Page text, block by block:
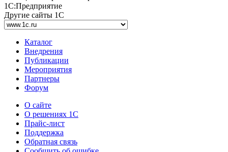
1С:Предприятие
Другие сайты 1С
Каталог
Внедрения
Публикации
Мероприятия
Партнеры
Форум
О сайте
О решениях 1С
Прайс-лист
Поддержка
Обратная связь